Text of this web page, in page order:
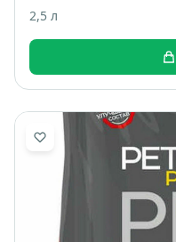
2,5 л